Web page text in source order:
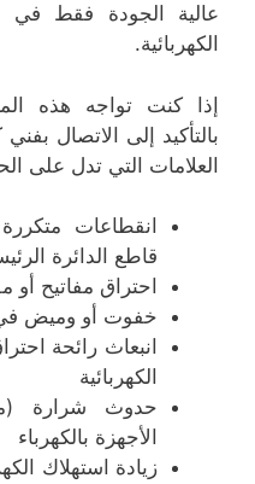
عالية الجودة فقط في
الكهربائية.
إذا كنت تواجه هذه
بالتأكيد إلى الاتصال
العلامات التي تدل على
انقطاعات
قاطع الدائرة
احتراق مفاتيح أو
خفوت أو وميض
انبعاث رائحة
الكهربائية
حدوث شرارة
الأجهزة بالكهرباء
زيادة استهلاك